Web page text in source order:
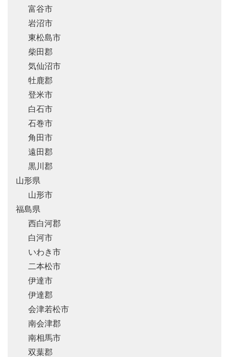
富谷市
岩沼市
東松島市
柴田郡
気仙沼市
牡鹿郡
登米市
白石市
石巻市
角田市
遠田郡
黒川郡
山形県
山形市
福島県
西白河郡
白河市
いわき市
二本松市
伊達市
伊達郡
会津若松市
南会津郡
南相馬市
双葉郡